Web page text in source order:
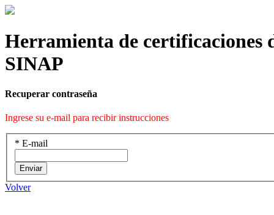
Herramienta de certificaciones
SINAP
Recuperar contraseña
Ingrese su e-mail para recibir instrucciones
* E-mail
Enviar
Volver